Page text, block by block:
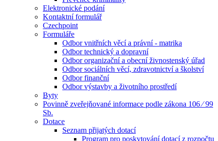
Elektronické podání
Kontaktní formulář
Czechpoint
Formuláře
Odbor vnitřních věcí a právní - matrika
Odbor technický a dopravní
Odbor organizační a obecní živnostenský úřad
Odbor sociálních věcí, zdravotnictví a školství
Odbor finanční
Odbor výstavby a životního prostředí
Byty
Povinně zveřejňované informace podle zákona 106 ⁄ 99
Sb.
Dotace
Seznam přijatých dotací
Program pro poskytování dotací z rozpočtu